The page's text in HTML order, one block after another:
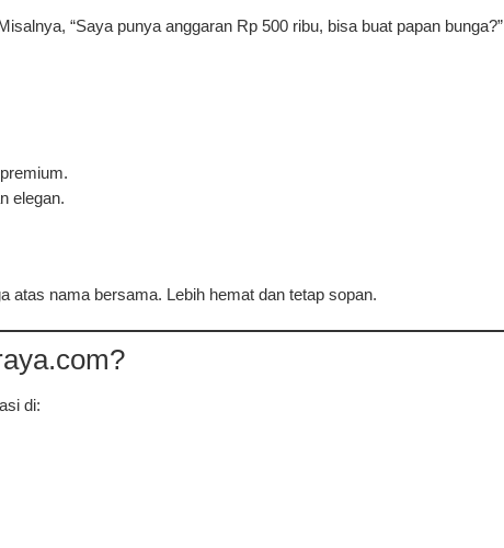
“Saya punya anggaran Rp 500 ribu, bisa buat papan bunga?”
elegan.
atas nama bersama. Lebih hemat dan tetap sopan.
di: